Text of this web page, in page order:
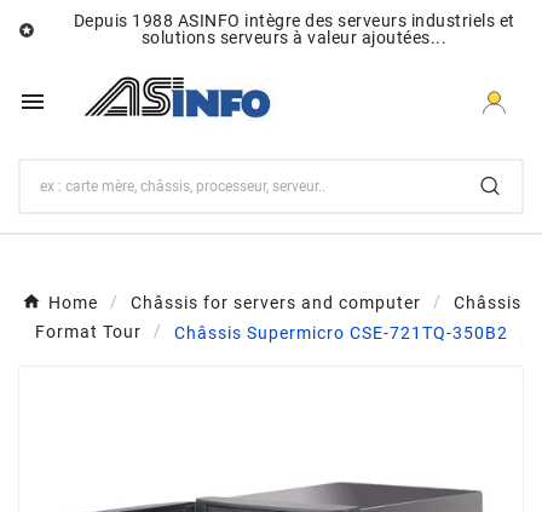

Depuis 1988 ASINFO intègre des serveurs industriels et
solutions serveurs à valeur ajoutées...

Home Châssis for servers and computer
Châssis
Format Tour
Châssis Supermicro CSE-721TQ-350B2